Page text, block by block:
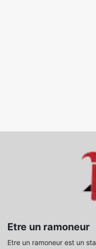
Etre un ramoneur
Etre un ramoneur est un